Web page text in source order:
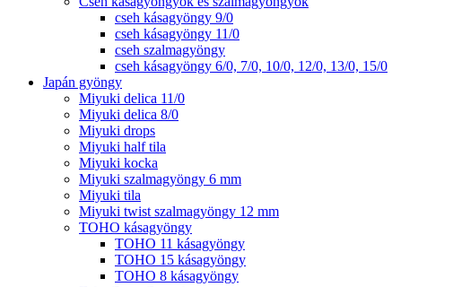
cseh kásagyöngy 9/0
cseh kásagyöngy 11/0
cseh szalmagyöngy
cseh kásagyöngy 6/0, 7/0, 10/0, 12/0, 13/0, 15/0
Japán gyöngy
Miyuki delica 11/0
Miyuki delica 8/0
Miyuki drops
Miyuki half tila
Miyuki kocka
Miyuki szalmagyöngy 6 mm
Miyuki tila
Miyuki twist szalmagyöngy 12 mm
TOHO kásagyöngy
TOHO 11 kásagyöngy
TOHO 15 kásagyöngy
TOHO 8 kásagyöngy